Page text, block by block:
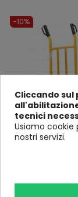
-10%
Bravetta Carrello per
Cliccando
tecnici
Usiamo cookie
nostri servizi.